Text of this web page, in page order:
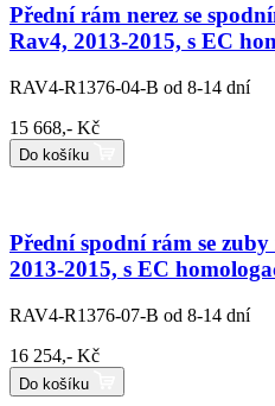
Přední rám nerez se
Rav4, 2013-2015, s EC
RAV4-R1376-04-B od 8-14 dní
15 668,- Kč
Do košíku
Přední spodní rám se
2013-2015, s EC
RAV4-R1376-07-B od 8-14 dní
16 254,- Kč
Do košíku